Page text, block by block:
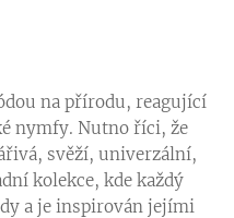
na přírodu, reagující
nymfy. Nutno říci, že
svěží, univerzální,
kolekce, kde každý
a je inspirován jejími